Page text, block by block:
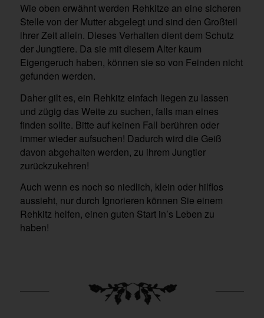
Wie oben erwähnt werden Rehkitze an eine sicheren
Stelle von der Mutter abgelegt und sind den Großteil
ihrer Zeit allein. Dieses Verhalten dient dem Schutz
der Jungtiere. Da sie mit diesem Alter kaum
Eigengeruch haben, können sie so von Feinden nicht
gefunden werden.
Daher gilt es, ein Rehkitz einfach liegen zu lassen
und zügig das Weite zu suchen, falls man eines
finden sollte. Bitte auf keinen Fall berühren oder
immer wieder aufsuchen! Dadurch wird die Geiß
davon abgehalten werden, zu ihrem Jungtier
zurückzukehren!
Auch wenn es noch so niedlich, klein oder hilflos
aussieht, nur durch Ignorieren können Sie einem
Rehkitz helfen, einen guten Start in’s Leben zu
haben!